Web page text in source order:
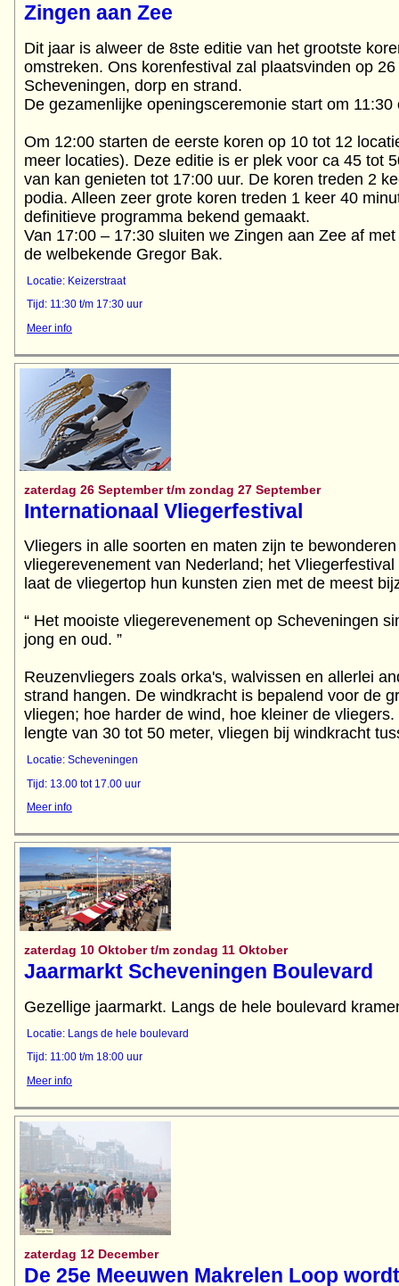
Zingen aan Zee
Dit jaar is alweer de 8ste editie van het grootste
omstreken. Ons korenfestival zal plaatsvinden op
Scheveningen, dorp en strand.
De gezamenlijke openingsceremonie start om
Om 12:00 starten de eerste koren op 10 tot 12
meer locaties). Deze editie is er plek voor ca 45 tot
van kan genieten tot 17:00 uur. De koren treden 2
podia. Alleen zeer grote koren treden 1 keer 40
definitieve programma bekend gemaakt.
Van 17:00 – 17:30 sluiten we Zingen aan Zee af
Locatie: Keizerstraat
Tijd: 11:30 t/m 17:30 uur
Meer info
zaterdag 26 September t/m zondag 27 September
Internationaal Vliegerfestival
Vliegers in alle soorten en maten zijn te
vliegerevenement van Nederland; het
laat de vliegertop hun kunsten zien met de meest
“ Het mooiste vliegerevenement op Scheveningen
jong en oud. ”
Reuzenvliegers zoals orka's, walvissen en allerlei
strand hangen. De windkracht is bepalend voor de
vliegen; hoe harder de wind, hoe kleiner de
lengte van 30 tot 50 meter, vliegen bij windkracht
Locatie: Scheveningen
Tijd: 13.00 tot 17.00 uur
Meer info
zaterdag 10 Oktober t/m zondag 11 Oktober
Jaarmarkt Scheveningen Boulevard
Gezellige jaarmarkt. Langs de hele boulevard
Locatie: Langs de hele boulevard
Tijd: 11:00 t/m 18:00 uur
Meer info
zaterdag 12 December
De 25e Meeuwen Makrelen Loop